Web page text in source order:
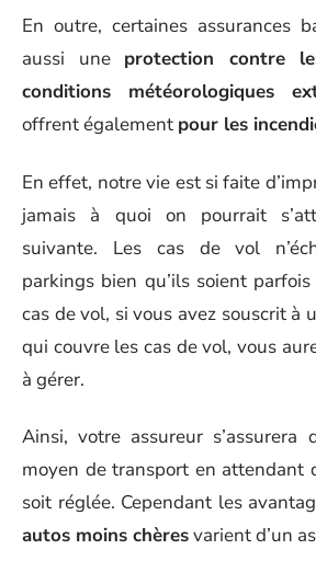
En outre, certaines assurances
aussi une protection contre
conditions météorologiques
offrent également pour les
En effet, notre vie est si faite
jamais à quoi on pourrait
suivante. Les cas de vol
parkings bien qu’ils soient
cas de vol, si vous avez souscrit à
qui couvre les cas de vol, vous
à gérer.
Ainsi, votre assureur s’assurera
moyen de transport en attendant
soit réglée. Cependant les
autos moins chèresvarient d’un